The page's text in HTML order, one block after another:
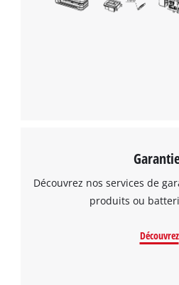
Découvrez nos services de
produits ou
Découvrez